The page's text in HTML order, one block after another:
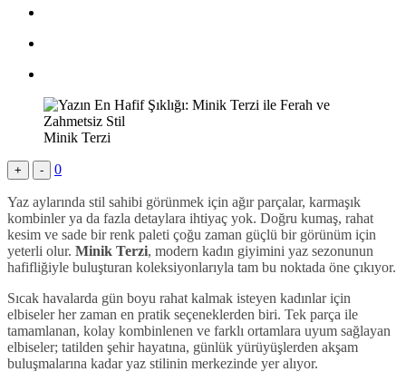
Minik Terzi
+ - 0
Yaz aylarında stil sahibi görünmek için ağır parçalar, karmaşık
kombinler ya da fazla detaylara ihtiyaç yok. Doğru kumaş, rahat
kesim ve sade bir renk paleti çoğu zaman güçlü bir görünüm için
yeterli olur. Minik Terzi, modern kadın giyimini yaz sezonunun
hafifliğiyle buluşturan koleksiyonlarıyla tam bu noktada öne çıkıyor.
Sıcak havalarda gün boyu rahat kalmak isteyen kadınlar için
elbiseler her zaman en pratik seçeneklerden biri. Tek parça ile
tamamlanan, kolay kombinlenen ve farklı ortamlara uyum sağlayan
elbiseler; tatilden şehir hayatına, günlük yürüyüşlerden akşam
buluşmalarına kadar yaz stilinin merkezinde yer alıyor.